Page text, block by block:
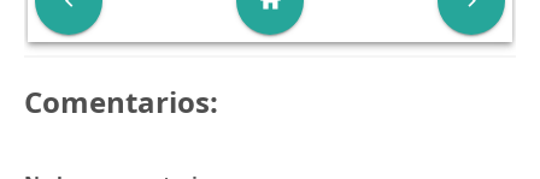
Comentarios: